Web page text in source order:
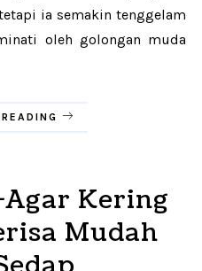
ia semakin tenggelam
oleh golongan muda
Kering
Mudah